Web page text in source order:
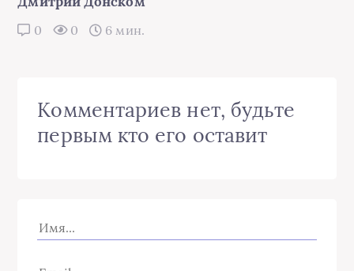
0 0 6 мин.
Комментариев нет, будьте
первым кто его оставит